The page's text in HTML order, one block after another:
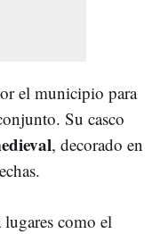
el municipio para
Su casco
, decorado en
lugares como el